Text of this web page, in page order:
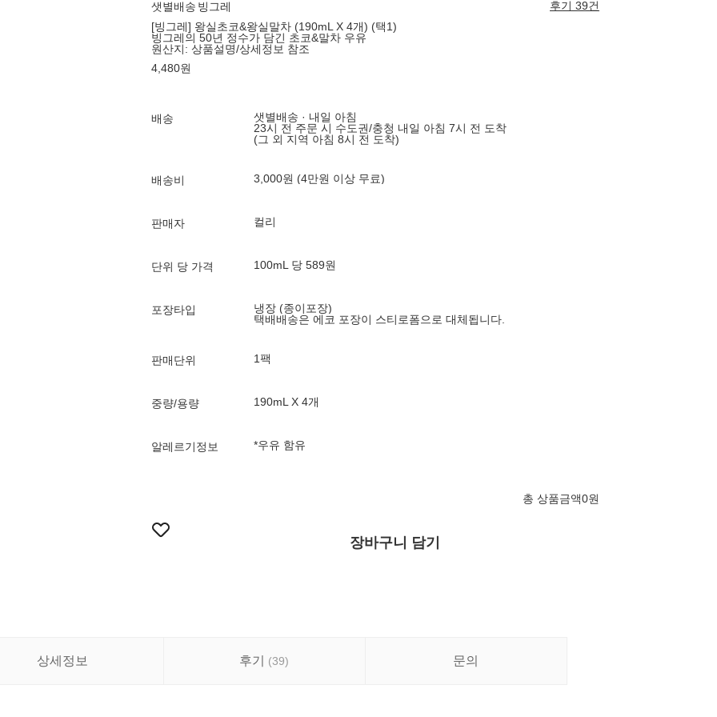
샛별배송 빙그레
후기 39건
[빙그레] 왕실초코&왕실말차 (190mL X 4개) (택1)
빙그레의 50년 정수가 담긴 초코&말차 우유
원산지: 상품설명/상세정보 참조
4,480원
배송
샛별배송 · 내일 아침
23시 전 주문 시 수도권/충청 내일 아침 7시 전 도착
(그 외 지역 아침 8시 전 도착)
배송비 3,000원 (4만원 이상 무료)
판매자 컬리
단위 당 가격 100mL 당 589원
포장타입
냉장 (종이포장)
택배배송은 에코 포장이 스티로폼으로 대체됩니다.
판매단위 1팩
중량/용량 190mL X 4개
알레르기정보 *우유 함유
총 상품금액0원
장바구니 담기
상세정보 후기 (39) 문의